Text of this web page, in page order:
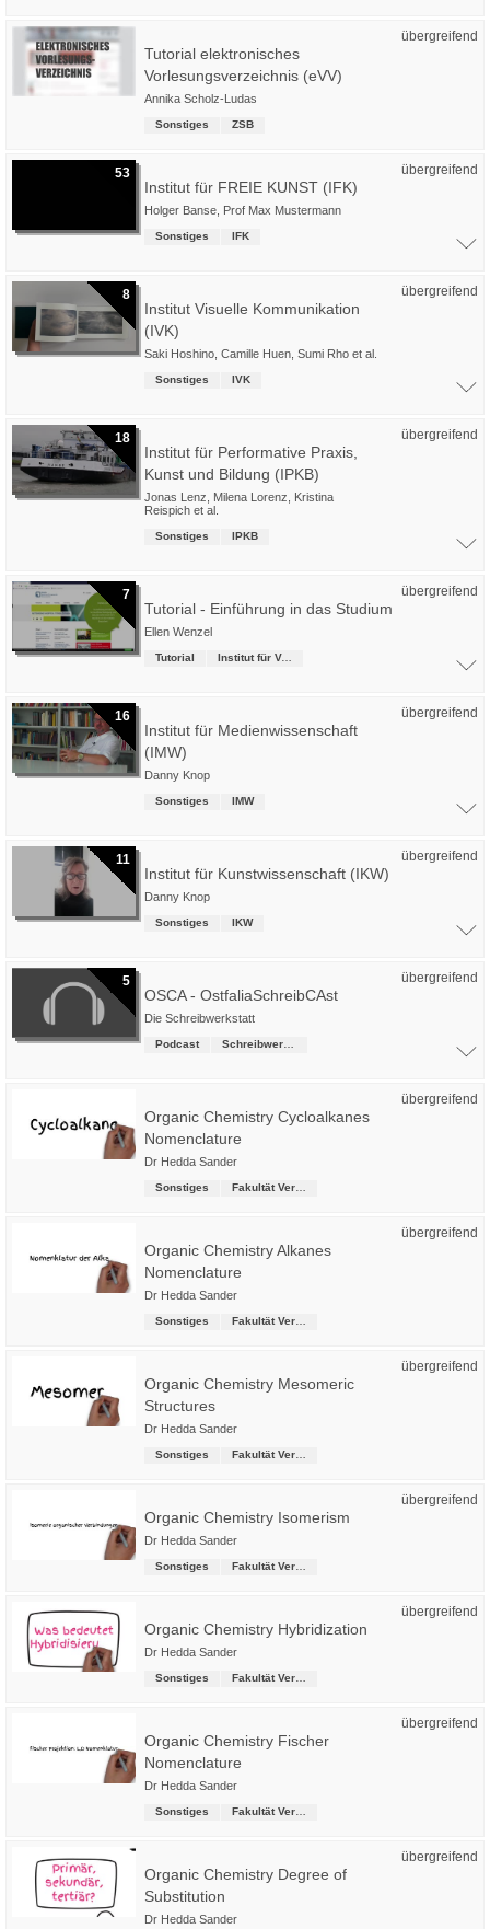
übergreifend
Tutorial elektronisches
Vorlesungsverzeichnis (eVV)
Annika Scholz-Ludas
Sonstiges ZSB
53 übergreifend
Institut für FREIE KUNST (IFK)
Holger Banse Prof Max Mustermann
Sonstiges IFK
8 übergreifend
Institut Visuelle Kommunikation
(IVK)
Saki Hoshino Camille Huen Sumi Rho et al.
Sonstiges IVK
18 übergreifend
Institut für Performative Praxis,
Kunst und Bildung (IPKB)
Jonas Lenz Milena Lorenz
Kristina
Reispich et al.
Sonstiges IPKB
7 übergreifend
Tutorial - Einführung in das Studium
Ellen Wenzel
Tutorial Institut für Verkehrsmanagement
16 übergreifend
Institut für Medienwissenschaft
(IMW)
Danny Knop
Sonstiges IMW
11 übergreifend
Institut für Kunstwissenschaft (IKW)
Danny Knop
Sonstiges IKW
5 übergreifend
OSCA - OstfaliaSchreibCAst
Die Schreibwerkstatt
Podcast
übergreifend
Organic Chemistry Cycloalkanes
Nomenclature
Dr Hedda Sander
Sonstiges
übergreifend
Organic Chemistry Alkanes
Nomenclature
Dr Hedda Sander
Sonstiges
übergreifend
Organic Chemistry Mesomeric
Structures
Dr Hedda Sander
Sonstiges
übergreifend
Organic Chemistry Isomerism
Dr Hedda Sander
Sonstiges
übergreifend
Organic Chemistry Hybridization
Dr Hedda Sander
Sonstiges
übergreifend
Organic Chemistry Fischer
Nomenclature
Dr Hedda Sander
Sonstiges
übergreifend
Organic Chemistry Degree of
Substitution
Dr Hedda Sander